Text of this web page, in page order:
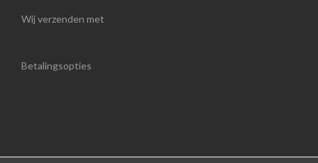
Wij verzenden met
Betalingsopties